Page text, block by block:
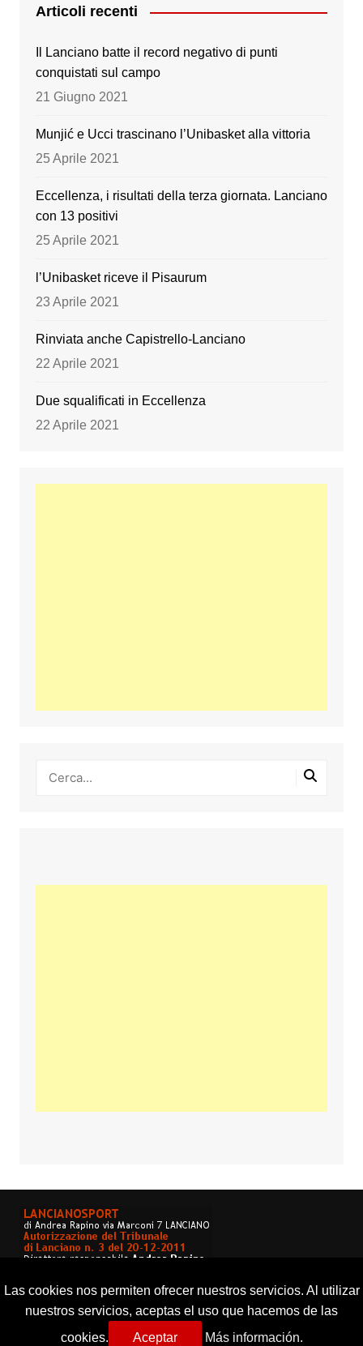
e
b
o
o
er gr
a
m
T
Articoli recenti
Il Lanciano batte il record negativo di punti
conquistati sul campo
21 Giugno 2021
Munjić e Ucci trascinano l’Unibasket alla vittoria
25 Aprile 2021
Eccellenza, i risultati della terza giornata. Lanciano
con 13 positivi
25 Aprile 2021
l’Unibasket riceve il Pisaurum
23 Aprile 2021
Rinviata anche Capistrello-Lanciano
22 Aprile 2021
Due squalificati in Eccellenza
22 Aprile 2021
Copyright © 2026 Lancianosport. Tutti i diritti riservati.
Las cookies nos permiten ofrecer nuestros servicios. Al utilizar
nuestros servicios, aceptas el uso que hacemos de las
cookies.
Aceptar Más información.